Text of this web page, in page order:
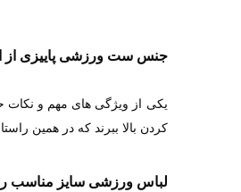
جنس ست ورزشی پاییزی از
یکی از ویژگی های مهم و
کردن بالا ببرند که در همین
لباس ورزشی سایز مناسب را